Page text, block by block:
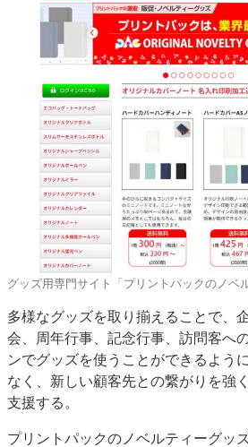
グッズ用専門サイト「プリントパックのノベ
多様なグッズを取り揃えることで、
会、周年行事、記念行事、訪問客へ
ンでグッズを使うことができるよう
なく、新しい顧客先との繋がりを強
支援する。
プリントパックのノベルティーグッ